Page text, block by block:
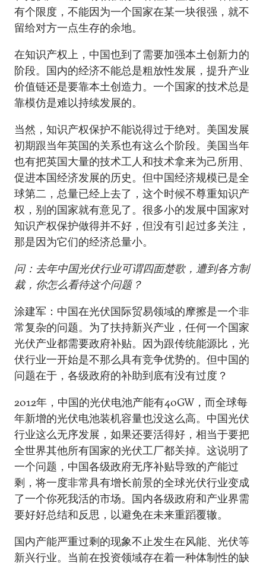
有个限度，不能因为一个国家在某一块很强，就不
留给对方一点生存的余地。
在知识产权上，中国也到了需要加强本土创新力的
阶段。国内的经济不能总是粗放性发展，提升产业
价值链还是要靠本土创造力。一个国家的技术总是
靠模仿是难以持续发展的。
当然，知识产权保护不能说得过于绝对。美国发展
初期跟当年英国的关系也有这么个阶段。美国当年
也有把英国大量的技术工人和技术拿来为己所用、
促进本国经济发展的历史。但中国经济规模已是全
球第二，总量已经上去了，这个时候不尊重知识产
权，别的国家就有意见了。很多小的发展中国家对
知识产权保护做得并不好，但没有引起过多关注，
那是因为它们的经济总量小。
问：去年中国光伏行业可谓四面楚歌，遭到各方制
裁，你怎么看待这个问题？
涂建军：中国在光伏国际贸易领域的摩擦是一个非
常复杂的问题。为了扶持新兴产业，任何一个国家
光伏产业都需要政府补贴。因为跟传统能源比，光
伏行业一开始是不那么具有竞争优势的。但中国的
问题在于，各级政府的补助到底有没有过度？
2012年，中国的光伏电池产能有40GW，而全球每
年新增的光伏电池装机容量也没这么高。中国光伏
行业这么无序发展，如果还要活得好，相当于要把
全世界其他所有国家的光伏工厂都关掉。这说明了
一个问题，中国各级政府无序补贴导致的产能过
剩，将一度非常具有增长前景的全球光伏行业变成
了一个你死我活的市场。国内各级政府和产业界需
要好好总结和反思，以避免在未来重蹈覆辙。
国内产能严重过剩的现象不止发生在风能、光伏等
新兴行业。当前在投资领域存在着一种体制性的缺